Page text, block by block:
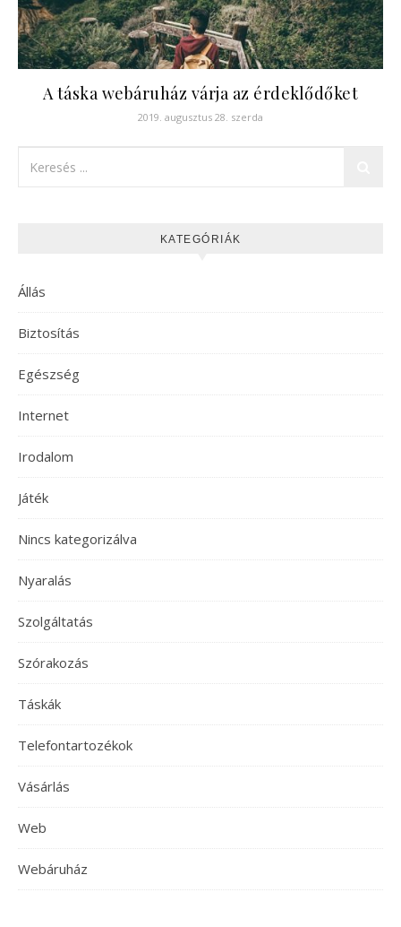
A táska webáruház várja az érdeklődőket
2019. augusztus 28. szerda
KATEGÓRIÁK
Állás
Biztosítás
Egészség
Internet
Irodalom
Játék
Nincs kategorizálva
Nyaralás
Szolgáltatás
Szórakozás
Táskák
Telefontartozékok
Vásárlás
Web
Webáruház